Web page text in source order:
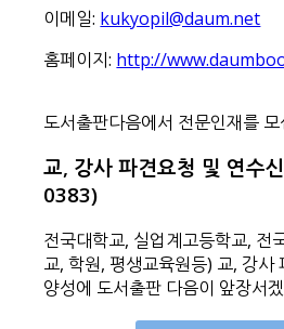
이메일: kukyopil@daum.net
홈페이지: http://
도서출판다음에서 전문인재를 모
교, 강사 파견요청 및 연수
0383)
전국대학교, 실업계고등학교, 전
교, 학원, 평생교육원등) 교, 강사
양성에 도서출판 다음이 앞장서